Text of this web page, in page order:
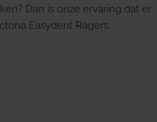
Dan is onze ervaring dat er
Easydent Ragers.